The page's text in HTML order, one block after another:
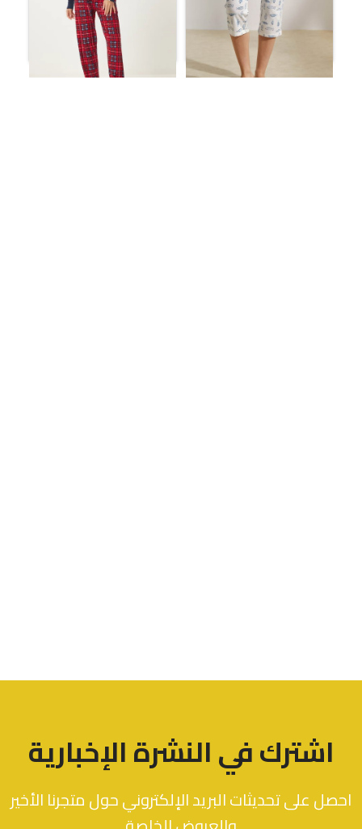
اشترك في النشرة الإخبارية
احصل على تحديثات البريد الإلكتروني حول متجرنا الأخير